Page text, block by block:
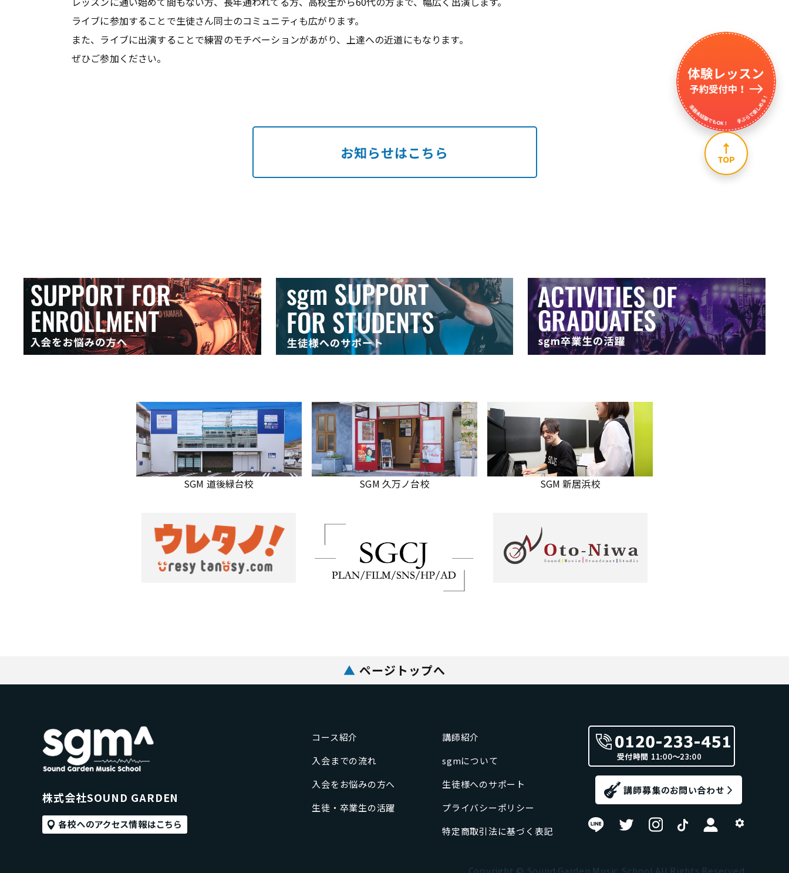
ライブに参加することで生徒さん同士のコミュニティも広がります。
また、ライブに出演することで練習のモチベーションがあがり、上達への近道にもなります。
ぜひご参加ください。
お知らせはこちら
SGM 道後緑台校 SGM 久万ノ台校 SGM 新居浜校
▲ ページトップへ
株式会社SOUND GARDEN
コース紹介
入会までの流れ
入会をお悩みの方へ
生徒・卒業生の活躍
講師紹介
sgmについて
生徒様へのサポート
プライバシーポリシー
特定商取引法に基づく表記
Copyright © Sound Garden Music School All Rights Reserved.
↑
TOP